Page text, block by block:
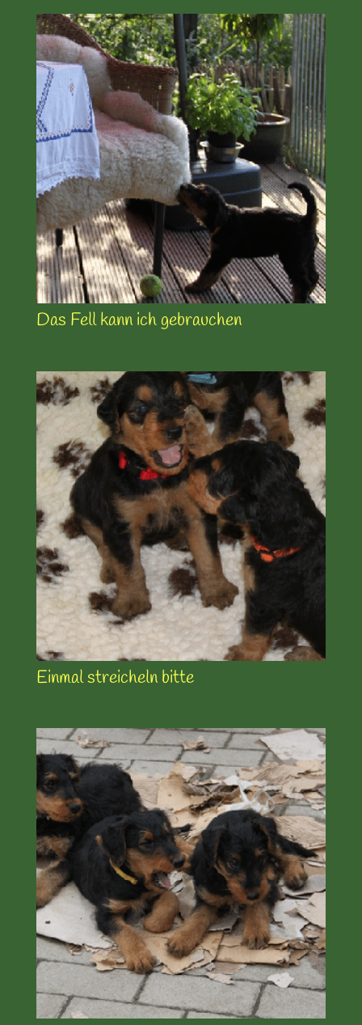
Das Fell kann ich gebrauchen
Einmal streicheln bitte